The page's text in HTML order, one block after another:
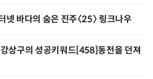
바다의 숨은 진주­〈25〉 링크나우
상구의 성공키워드[458]동전을 던져